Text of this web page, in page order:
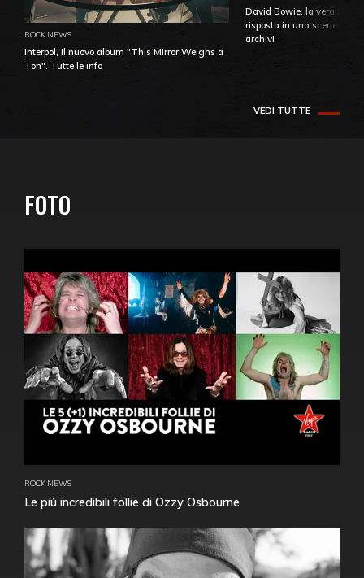
ROCK NEWS
Interpol, il nuovo album "This Mirror Weighs a
Ton". Tutte le info
David Bowie, la vera
risposta in una
archivi
VEDI TUTTE
FOTO
ROCK NEWS
Le più incredibili follie di Ozzy Osbourne